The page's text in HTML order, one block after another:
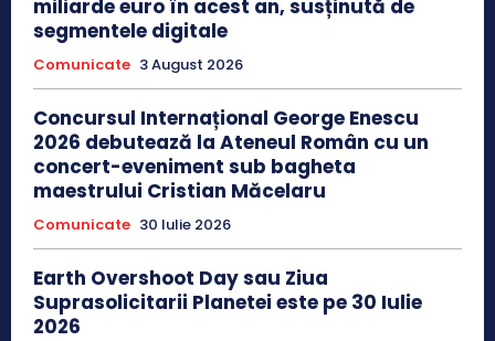
miliarde euro în acest an, susținută de
segmentele digitale
Comunicate 3 August 2026
Concursul Internațional George Enescu
2026 debutează la Ateneul Român cu un
concert-eveniment sub bagheta
maestrului Cristian Măcelaru
Comunicate 30 Iulie 2026
Earth Overshoot Day sau Ziua
Suprasolicitarii Planetei este pe 30 Iulie
2026